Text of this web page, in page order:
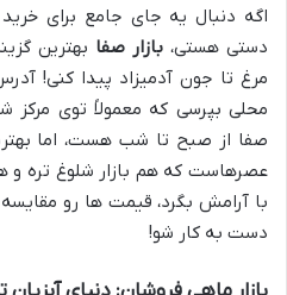
اگه دنبال یه جای جامع برای
دستی هستی،بازار صفا بهترین
مرغ تا جون آدمیزاد پیدا کنی!
محلی بپرسی که معمولاً توی مرکز
صفا از صبح تا شب هست، اما
عصرهاست که هم بازار شلوغ تره و
با آرامش بگرد، قیمت ها رو
دست به کار شو!